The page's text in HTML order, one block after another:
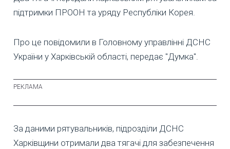
підтримки ПРООН та уряду Республіки Корея.
Про це повідомили в Головному управлінні ДСНС
України у Харківській області, передає "Думка".
За даними рятувальників, підрозділи ДСНС
Харківщини отримали два тягачі для забезпечення